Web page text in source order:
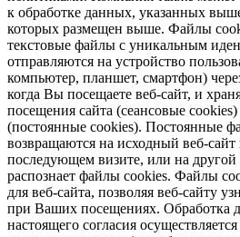
к обработке данных, указанных
которых размещен выше. Файлы
текстовые файлы с уникальным
отправляются на устройство
компьютер, планшет, смартфон)
когда Вы посещаете веб-сайт, и
посещения сайта (сеансовые
(постоянные cookies). Постоянные
возвращаются на исходный веб-
последующем визите, или на другой
распознает файлы cookies. Файлы
для веб-сайта, позволяя веб-сайту
при Ваших посещениях. Обработка
настоящего согласия